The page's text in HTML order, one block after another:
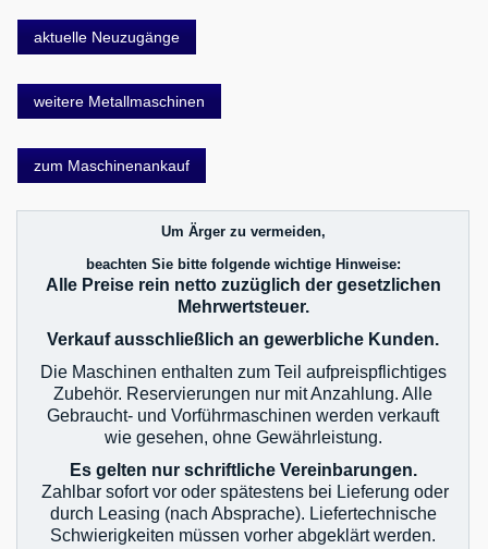
aktuelle Neuzugänge
weitere Metallmaschinen
zum Maschinenankauf
Um Ärger zu vermeiden,
beachten Sie bitte folgende wichtige Hinweise:
Alle Preise rein netto zuzüglich der gesetzlichen
Mehrwertsteuer.
Verkauf ausschließlich an gewerbliche Kunden.
Die Maschinen enthalten zum Teil aufpreispflichtiges
Zubehör. Reservierungen nur mit Anzahlung. Alle
Gebraucht- und Vorführmaschinen werden verkauft
wie gesehen, ohne Gewährleistung.
Es gelten nur schriftliche Vereinbarungen.
Zahlbar sofort vor oder spätestens bei Lieferung oder
durch Leasing (nach Absprache). Liefertechnische
Schwierigkeiten müssen vorher abgeklärt werden.